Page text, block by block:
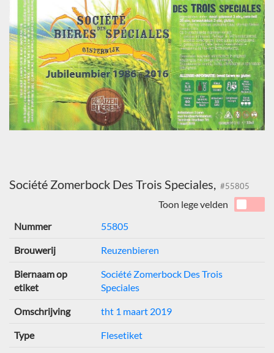
Société Zomerbock Des Trois Speciales, #55805
Toon lege velden
Nummer
55805
Brouwerij Reuzenbieren
Biernaam op
etiket
Société Zomerbock Des Trois
Speciales
Omschrijving tht 1 maart 2019
Type Flesetiket